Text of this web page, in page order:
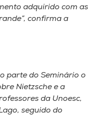
adquirido com as
confirma a
parte do Seminário o
Nietzsche e a
da Unoesc,
seguido do